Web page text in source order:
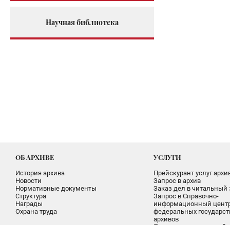
Научная библиотека
ОБ АРХИВЕ
История архива
Новости
Нормативные документы
Структура
Награды
Охрана труда
УСЛУГИ
Прейскурант услуг
Запрос в архив
Заказ дел в читальный
Запрос в Справочно-
информационный
федеральных
архивов